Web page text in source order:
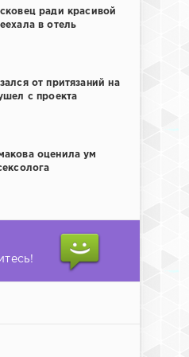
ради красивой
в отель
от притязаний на
с проекта
оценила ум